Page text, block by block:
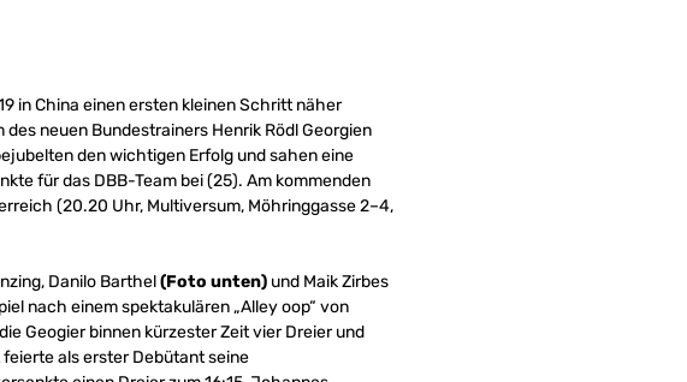
in China einen ersten kleinen Schritt näher
neuen Bundestrainers Henrik Rödl Georgien
den wichtigen Erfolg und sahen eine
für das DBB-Team bei (25). Am kommenden
(20.20 Uhr, Multiversum, Möhringgasse 2–4,
Danilo Barthel(Foto unten) und Maik Zirbes
nach einem spektakulären „Alley oop“ von
Geogier binnen kürzester Zeit vier Dreier und
als erster Debütant seine